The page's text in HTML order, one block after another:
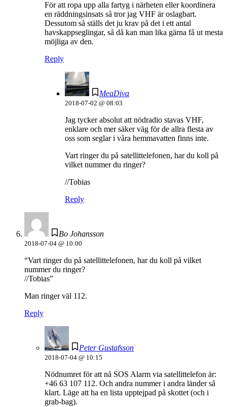
För att ropa upp alla fartyg i närheten eller koordinera
en räddningsinsats så tror jag VHF är oslagbart.
Dessutom så ställs det ju krav på det i ett antal
havskappseglingar, så då kan man lika gärna få ut mesta
möjliga av den.
Reply
MeaDiva
2018-07-02 @ 08:03
Jag tycker absolut att nödradio stavas VHF,
enklare och mer säker väg för de allra flesta av
oss som seglar i våra hemmavatten finns inte.
Vart ringer du på satellittelefonen, har du koll på
vilket nummer du ringer?
//Tobias
Reply
Bo Johansson
2018-07-04 @ 10:00
“Vart ringer du på satellittelefonen, har du koll på vilket
nummer du ringer?
//Tobias”
Man ringer väl 112.
Reply
Peter Gustafsson
2018-07-04 @ 10:15
Nödnumret för att nå SOS Alarm via satellittelefon är:
+46 63 107 112. Och andra nummer i andra länder så
klart. Läge att ha en lista upptejpad på skottet (och i
grab-bag).